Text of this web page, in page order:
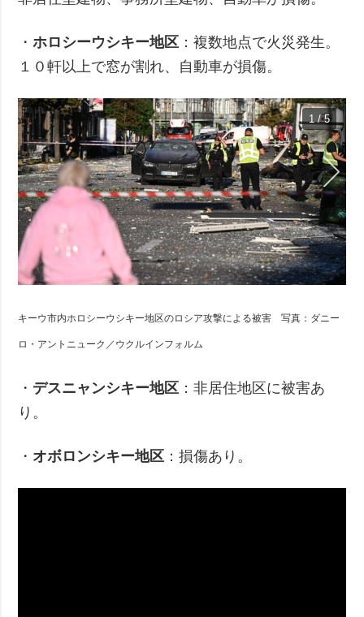
・ホロシーウシキー地区 ：複数地点で火災発生。
１０軒以上で窓が割れ、自動車が損傷。
1 / 5
キーウ市内ホロシーウシキー地区のロシア攻撃による被害 写真：ダニー
ロ・アントニューク／ウクルインフォルム
・ デスニャンシキー地区 ：非居住地区に被害あ
り。
・ オボロンシキー地区 ：損傷あり。